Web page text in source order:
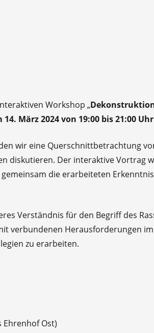
Workshop „
14. März 2024 von 19:00 bis 21:00
wir eine Querschnittbetrachtung
diskutieren. Der interaktive Vortrag
die erarbeiteten
Verständnis für den Begriff des
verbundenen Herausforderungen
zu erarbeiten.
Ehrenhof Ost)